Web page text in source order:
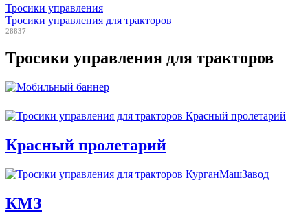
Тросики управления
Тросики управления для тракторов
28837
Тросики управления для тракторов
Красный пролетарий
КМЗ